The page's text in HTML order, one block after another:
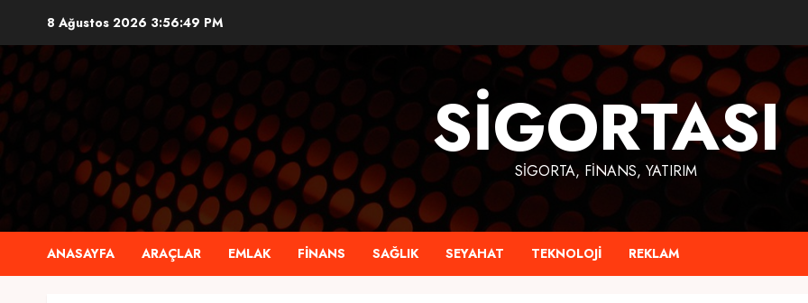
content
8 Ağustos 2026 3:56:50 PM
SIGORTASI
SIGORTA, FINANS, YATIRIM
ANASAYFA ARAÇLAR EMLAK FINANS SAĞLIK SEYAHAT TEKNOLOJI REKLAM